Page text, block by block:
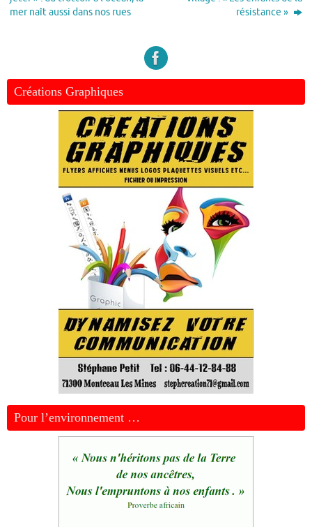
mer naît aussi dans nos rues
résistance »
Créations Graphiques
Pour l’environnement …